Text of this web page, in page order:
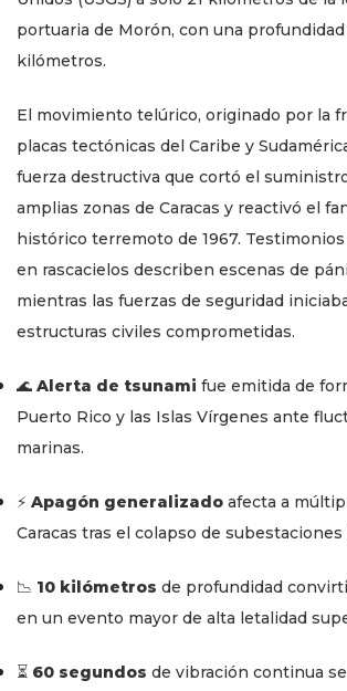
portuaria de Morón, con una profundidad
kilómetros.
El movimiento telúrico, originado por la
placas tectónicas del Caribe y
fuerza destructiva que cortó el
amplias zonas de Caracas y reactivó el
histórico terremoto de 1967.
en rascacielos describen escenas de
mientras las fuerzas de seguridad
estructuras civiles comprometidas.
🌊 Alerta de tsunami fue emitida de
Puerto Rico y las Islas Vírgenes ante
marinas.
⚡ Apagón generalizado afecta a
Caracas tras el colapso de subestaciones
📉 10 kilómetros de profundidad
en un evento mayor de alta letalidad
⏳ 60 segundos de vibración continua